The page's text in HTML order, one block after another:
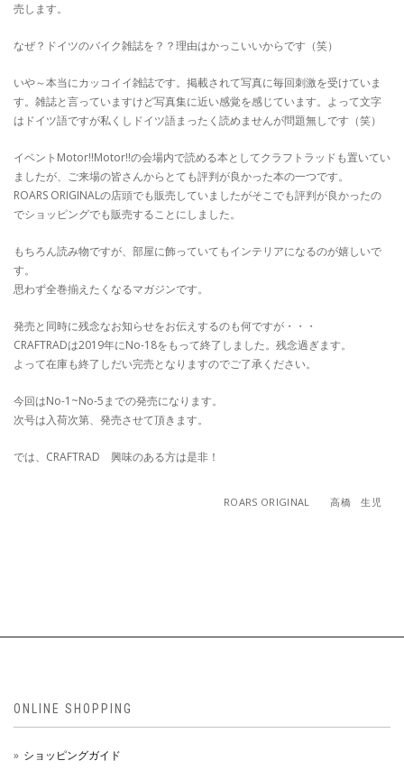
売します。
なぜ？ドイツのバイク雑誌を？？理由はかっこいいからです（笑）
いや～本当にカッコイイ雑誌です。掲載されて写真に毎回刺激を受けていま
す。雑誌と言っていますけど写真集に近い感覚を感じています。よって文字
はドイツ語ですが私くしドイツ語まったく読めませんが問題無しです（笑）
イベントMotor!!Motor!!の会場内で読める本としてクラフトラッドも置いてい
ましたが、ご来場の皆さんからとても評判が良かった本の一つです。
ROARS ORIGINALの店頭でも販売していましたがそこでも評判が良かったの
でショッピングでも販売することにしました。
もちろん読み物ですが、部屋に飾っていてもインテリアになるのが嬉しいで
す。
思わず全巻揃えたくなるマガジンです。
発売と同時に残念なお知らせをお伝えするのも何ですが・・・
CRAFTRADは2019年にNo-18をもって終了しました。残念過ぎます。
よって在庫も終了しだい完売となりますのでご了承ください。
今回はNo-1~No-5までの発売になります。
次号は入荷次第、発売させて頂きます。
では、CRAFTRAD 興味のある方は是非！
ROARS ORIGINAL 高橋 生児
ONLINE SHOPPING
ショッピングガイド